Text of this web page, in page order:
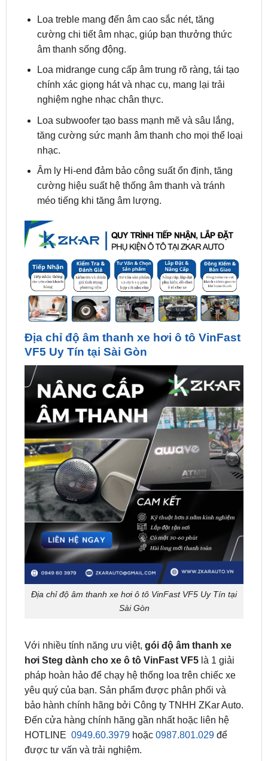
âm thanh sống động.
Loa midrange cung cấp âm trung rõ ràng, tái tạo
chính xác giọng hát và nhạc cụ, mang lại trải
nghiệm nghe nhạc chân thực.
Loa subwoofer tạo bass mạnh mẽ và sâu lắng,
tăng cường sức mạnh âm thanh cho mọi thể loại
nhạc.
Âm ly Hi-end đảm bảo công suất ổn định, tăng
cường hiệu suất hệ thống âm thanh và tránh
méo tiếng khi tăng âm lượng.
Địa chỉ độ âm thanh xe hơi ô tô VinFast
VF5 Uy Tín tại Sài Gòn
Địa chỉ độ âm thanh xe hơi ô tô VinFast VF5 Uy Tín tại
Sài Gòn
Với nhiều tính năng ưu việt,gói độ âm thanh xe
pháp hoàn hảo để chạy hệ thống loa trên chiếc xe
yêu quý của bạn. Sản phẩm được phân phối và
bảo hành chính hãng bởi Công ty TNHH ZKar Auto.
Đến cửa hàng chính hãng gần nhất hoặc liên hệ
HOTLINE0949.60.3979hoặc0987.801.029để
được tư vấn và trải nghiệm.